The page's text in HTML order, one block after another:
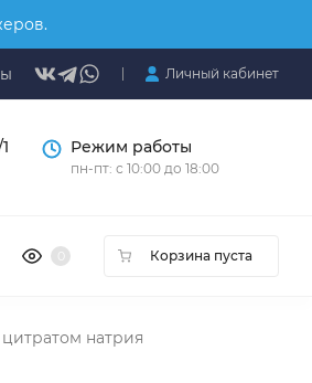
Личный кабинет
Режим работы
пн-пт: с 10:00 до 18:00
Корзина пуста
натрия